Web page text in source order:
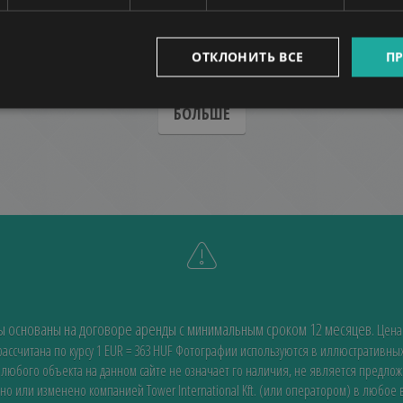
Арендная плата:600.000 HUF(€1.650)
Район 6 • 2 Спальни • 105 m Ref:
БОЛЬШЕ
основаны на договоре аренды с минимальным сроком 12 месяцев.
по курсу 1 EUR = 363 HUFФотографии используются в
объекта на данном сайте не означает го наличия, не является
или изменено компанией Tower International Kft. (или оператором) в любое
ОТКЛОНИТЬ ВСЕ